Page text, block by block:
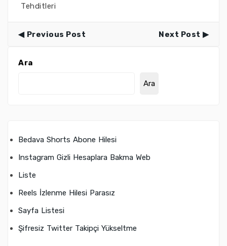
Tehditleri
Previous Post Next Post
Ara
Ara
Bedava Shorts Abone Hilesi
Instagram Gizli Hesaplara Bakma Web
Liste
Reels İzlenme Hilesi Parasız
Sayfa Listesi
Şifresiz Twitter Takipçi Yükseltme